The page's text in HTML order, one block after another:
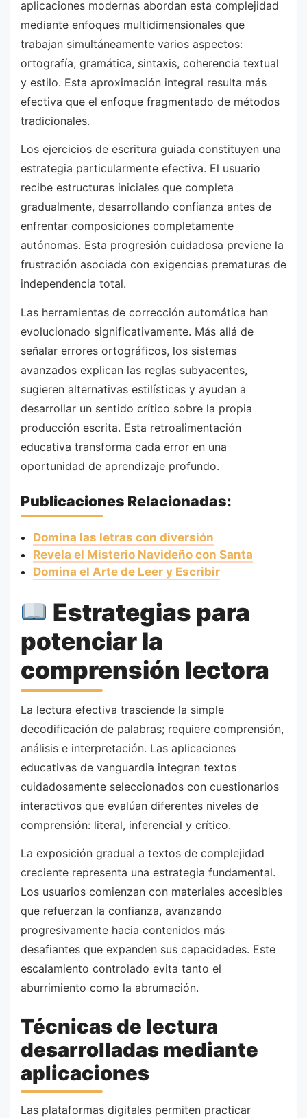
aplicaciones modernas abordan esta complejidad
mediante enfoques multidimensionales que
trabajan simultáneamente varios aspectos:
ortografía, gramática, sintaxis, coherencia textual
y estilo. Esta aproximación integral resulta más
efectiva que el enfoque fragmentado de métodos
tradicionales.
Los ejercicios de escritura guiada constituyen una
estrategia particularmente efectiva. El usuario
recibe estructuras iniciales que completa
gradualmente, desarrollando confianza antes de
enfrentar composiciones completamente
autónomas. Esta progresión cuidadosa previene la
frustración asociada con exigencias prematuras de
independencia total.
Las herramientas de corrección automática han
evolucionado significativamente. Más allá de
señalar errores ortográficos, los sistemas
avanzados explican las reglas subyacentes,
sugieren alternativas estilísticas y ayudan a
desarrollar un sentido crítico sobre la propia
producción escrita. Esta retroalimentación
educativa transforma cada error en una
oportunidad de aprendizaje profundo.
Publicaciones Relacionadas:
Domina las letras con diversión
Revela el Misterio Navideño con Santa
Domina el Arte de Leer y Escribir
Estrategias para
potenciar la
comprensión lectora
La lectura efectiva trasciende la simple
decodificación de palabras; requiere comprensión,
análisis e interpretación. Las aplicaciones
educativas de vanguardia integran textos
cuidadosamente seleccionados con cuestionarios
interactivos que evalúan diferentes niveles de
comprensión: literal, inferencial y crítico.
La exposición gradual a textos de complejidad
creciente representa una estrategia fundamental.
Los usuarios comienzan con materiales accesibles
que refuerzan la confianza, avanzando
progresivamente hacia contenidos más
desafiantes que expanden sus capacidades. Este
escalamiento controlado evita tanto el
aburrimiento como la abrumación.
Técnicas de lectura
desarrolladas mediante
aplicaciones
Las plataformas digitales permiten practicar